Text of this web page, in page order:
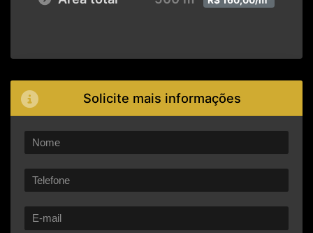
Solicite mais informações